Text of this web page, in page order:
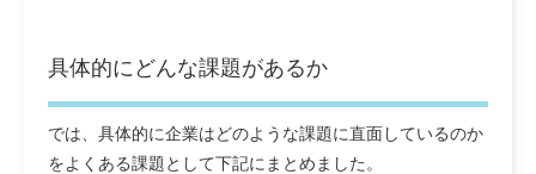
具体的にどんな課題があるか
では、具体的に企業はどのような課題に直面しているのか
をよくある課題として下記にまとめました。